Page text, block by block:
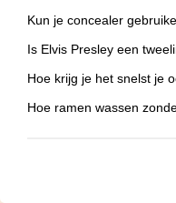
Kun je concealer
Is Elvis Presley een
Hoe krijg je het snelst je
Hoe ramen wassen